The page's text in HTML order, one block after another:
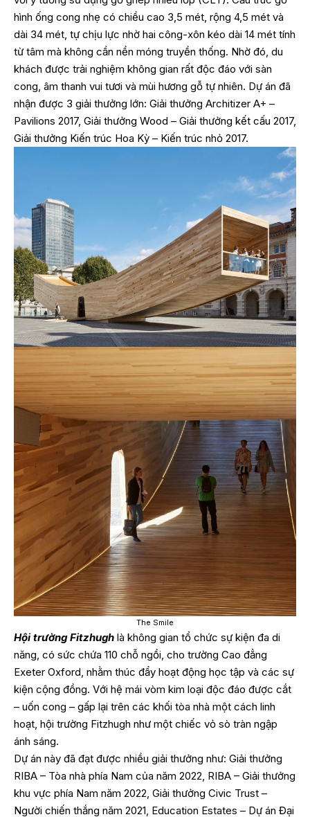
hình ống cong nhẹ có chiều cao 3,5 mét, rộng 4,5 mét và
dài 34 mét, tự chịu lực nhờ hai công-xôn kéo dài 14 mét tính
từ tâm mà không cần nền móng truyền thống. Nhờ đó, du
khách được trải nghiệm không gian rất độc đáo với sàn
cong, âm thanh vui tươi và mùi hương gỗ tự nhiên. Dự án đã
nhận được 3 giải thưởng lớn: Giải thưởng Architizer A+ –
Pavilions 2017, Giải thưởng Wood – Giải thưởng kết cấu 2017,
Giải thưởng Kiến trúc Hoa Kỳ – Kiến trúc nhỏ 2017.
The Smile
Hội trường Fitzhugh là không gian tổ chức sự kiện đa di
năng, có sức chứa 110 chỗ ngồi, cho trường Cao đẳng
Exeter Oxford, nhằm thúc đẩy hoạt động học tập và các sự
kiện cộng đồng. Với hệ mái vòm kim loại độc đáo được cắt
– uốn cong – gấp lại trên các khối tòa nhà một cách linh
hoạt, hội trường Fitzhugh như một chiếc vỏ sò tràn ngập
ánh sáng.
Dự án này đã đạt được nhiều giải thưởng như: Giải thưởng
RIBA – Tòa nhà phía Nam của năm 2022, RIBA – Giải thưởng
khu vực phía Nam năm 2022, Giải thưởng Civic Trust –
Người chiến thắng năm 2021, Education Estates – Dự án Đại